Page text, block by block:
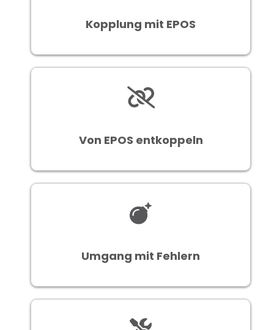
Kopplung mit EPOS
Von EPOS entkoppeln
Umgang mit Fehlern